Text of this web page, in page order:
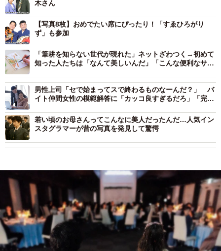
木さん
【写真8枚】おめでたい席にぴったり！「すゑひろがり
ず」も参加
「筆耕を知らない世代が現れた」ネットざわつく→初めて
知った人たちは「なんて美しいんだ」「こんな便利なサー
男性上司「セで始まってスで終わるものなーんだ？」 バ
イト仲間女性の模範解答に「カッコ良すぎるだろ」「完璧
若い頃のお母さんってこんなに美人だったんだ…人気イン
スタグラマーが昔の写真を発見して驚愕